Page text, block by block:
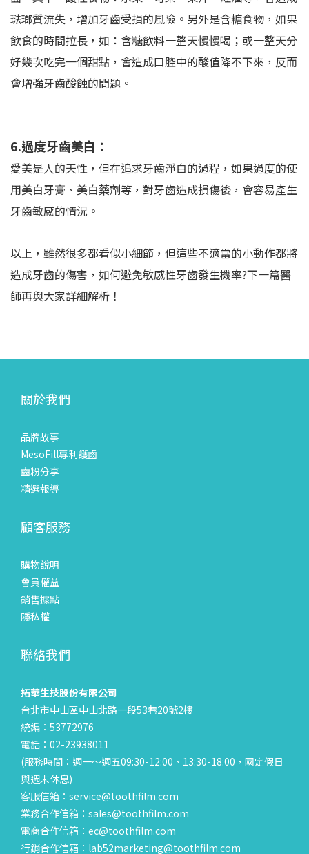
琺瑯質流失，增加牙齒受損的風險。另外是含糖食物，如果
飲食的時間拉長，如：含糖飲料一整天慢慢喝；或一整天分
好幾次吃完一個甜點，會造成口腔中的酸值降不下來，反而
會增強牙齒酸蝕的問題。
6.過度牙齒美白：
愛美是人的天性，但在追求牙齒淨白的過程，如果過度的使
用美白牙膏、美白藥劑等，對牙齒造成損傷後，會容易產生
牙齒敏感的情況。
以上，雖然很多都看似小細節，但這些不適當的小動作都將
造成牙齒的傷害，如何避免敏感性牙齒發生機率?下一篇醫
師再與大家詳細解析！
關於我們
品牌故事
MesoFill專利護齒
齒粉分享
精選報導
顧客服務
購物說明
會員權益
銷售據點
隱私權
聯絡我們
拓華生技股份有限公司
台北市中山區中山北路一段53巷20號2樓
統編：53772976
電話：02-23938011
(服務時間：週一～週五09:30-12:00、13:30-18:00，國定假日
與週末休息)
客服信箱：service@toothfilm.com
業務合作信箱：sales@toothfilm.com
電商合作信箱：ec@toothfilm.com
行銷合作信箱：lab52marketing@toothfilm.com